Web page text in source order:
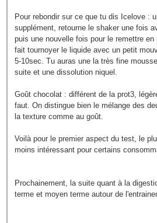
Pour rebondir sur ce que tu dis Icelove :
supplément, retourne le shaker une fois
puis une nouvelle fois pour le remettre
fait tournoyer le liquide avec un petit
5-10sec. Tu auras une la très fine
suite et une dissolution niquel.
Goût chocolat : différent de la prot3,
faut. On distingue bien le mélange des
la texture comme au goût.
Voilà pour le premier aspect du test, le
moins intéressant pour certains
Prochainement, la suite quant à la
terme et moyen terme autour de